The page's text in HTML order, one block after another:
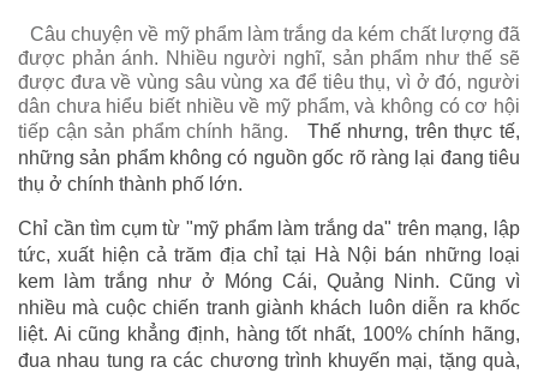
Câu chuyện về mỹ phẩm làm trắng da kém chất lượng đã
được phản ánh. Nhiều người nghĩ, sản phẩm như thế sẽ
được đưa về vùng sâu vùng xa để tiêu thụ, vì ở đó, người
dân chưa hiểu biết nhiều về mỹ phẩm, và không có cơ hội
tiếp cận sản phẩm chính hãng.
Thế nhưng, trên thực tế,
những sản phẩm không có nguồn gốc rõ ràng lại đang tiêu
thụ ở chính thành phố lớn.
Chỉ cần tìm cụm từ "mỹ phẩm làm trắng da" trên mạng, lập
tức, xuất hiện cả trăm địa chỉ tại Hà Nội bán những loại
kem làm trắng như ở Móng Cái, Quảng Ninh. Cũng vì
nhiều mà cuộc chiến tranh giành khách luôn diễn ra khốc
liệt. Ai cũng khẳng định, hàng tốt nhất, 100% chính hãng,
đua nhau tung ra các chương trình khuyến mại, tặng quà,